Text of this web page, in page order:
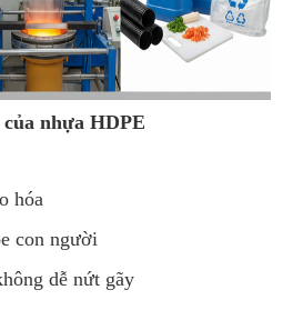
nhựa HDPE
hóa
con người
dễ nứt gãy